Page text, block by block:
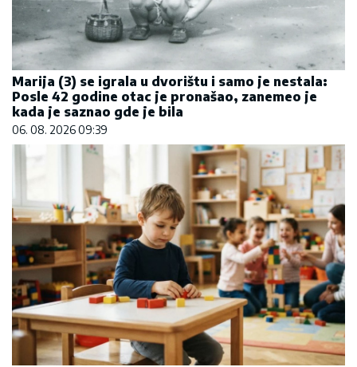
Marija (3) se igrala u dvorištu i samo je nestala:
Posle 42 godine otac je pronašao, zanemeo je
kada je saznao gde je bila
06. 08. 2026 09:39